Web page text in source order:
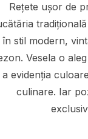
Rețete ușor de
în stil modern,
Vesela o
a evidenția
culinare. Iar